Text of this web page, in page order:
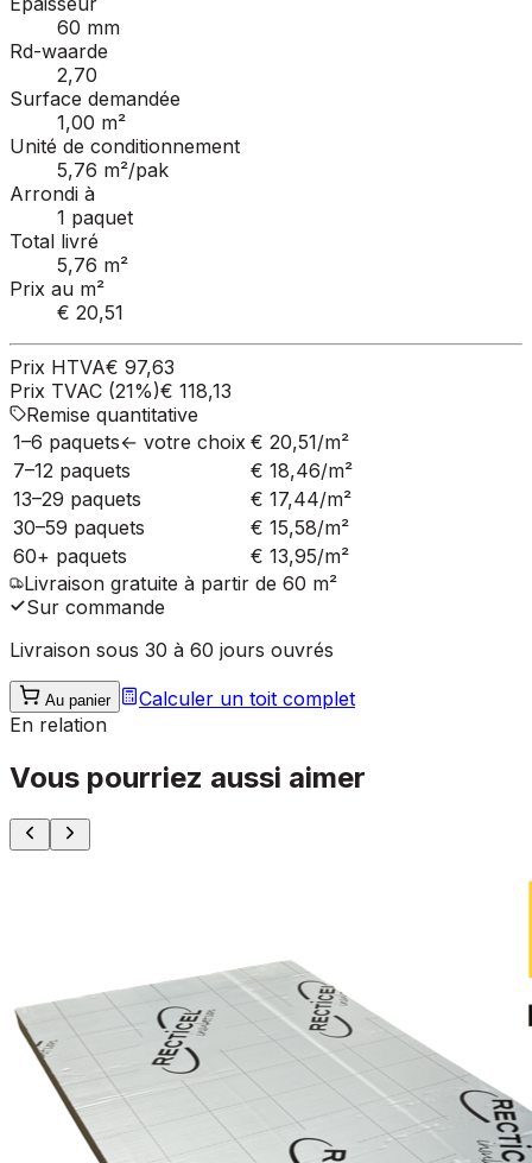
60 mm
Rd-waarde
2,70
Surface demandée
1,00 m²
Unité de conditionnement
5,76 m²/pak
Arrondi à
1 paquet
Total livré
5,76 m²
Prix au m²
€ 20,51
Prix HTVA€ 97,63
Prix TVAC (21%)€ 118,13
Remise quantitative
1–6 paquets← votre choix € 20,51/m²
7–12 paquets
€ 18,46/m²
13–29 paquets
€ 17,44/m²
30–59 paquets
€ 15,58/m²
60+ paquets
€ 13,95/m²
Livraison gratuite à partir de 60 m²
Sur commande
Livraison sous 30 à 60 jours ouvrés
Au panier
Calculer un toit complet
En relation
Vous pourriez aussi aimer